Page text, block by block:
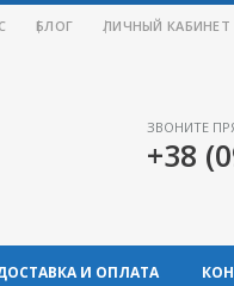
БЛОГ ЛИЧНЫЙ КАБИНЕТ
ЗВОНИТЕ
+38
И ОПЛАТА